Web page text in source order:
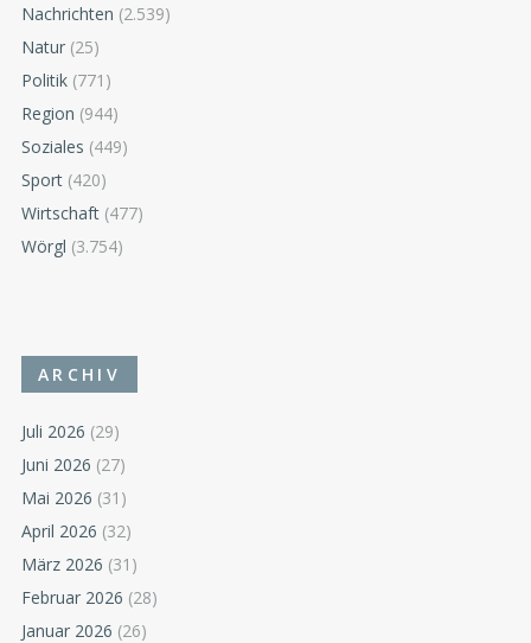
Nachrichten (2.539)
Natur (25)
Politik (771)
Region (944)
Soziales (449)
Sport (420)
Wirtschaft (477)
Wörgl (3.754)
ARCHIV
Juli 2026 (29)
Juni 2026 (27)
Mai 2026 (31)
April 2026 (32)
März 2026 (31)
Februar 2026 (28)
Januar 2026 (26)